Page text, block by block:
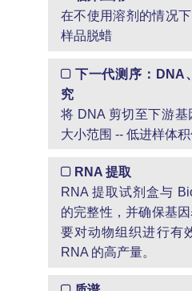
在不使用溶剂的情况
样品脱蜡
下一代测序：DNA
究
将 DNA 剪切至下游
大小范围 -- 低进样体积
RNA 提取
RNA 提取试剂盒与
的完整性，并确保基
要对动物组织进行有
RNA 的高产量。